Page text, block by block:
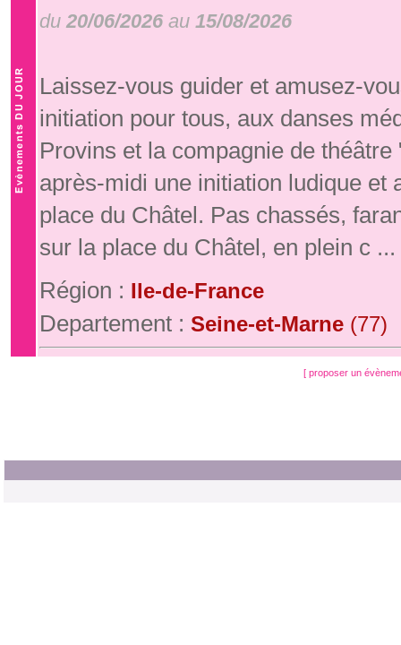
du 20/06/2026 au 15/08/2026
Laissez-vous guider et amusez-
initiation pour tous, aux danses
Provins et la compagnie de
après-midi une initiation ludique et
place du Châtel. Pas chassés,
sur la place du Châtel, en plein c ...
Région : Ile-de-France
Departement : Seine-et-Marne (77)
[ proposer un